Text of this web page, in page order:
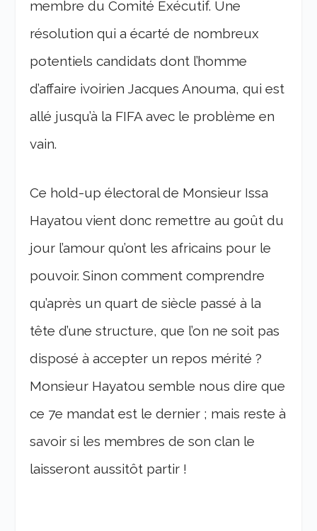
membre du Comité Exécutif. Une
résolution qui a écarté de nombreux
potentiels candidats dont l’homme
d’affaire ivoirien Jacques Anouma, qui est
allé jusqu’à la FIFA avec le problème en
vain.
Ce hold-up électoral de Monsieur Issa
Hayatou vient donc remettre au goût du
jour l’amour qu’ont les africains pour le
pouvoir. Sinon comment comprendre
qu’après un quart de siècle passé à la
tête d’une structure, que l’on ne soit pas
disposé à accepter un repos mérité ?
Monsieur Hayatou semble nous dire que
ce 7e mandat est le dernier ; mais reste à
savoir si les membres de son clan le
laisseront aussitôt partir !